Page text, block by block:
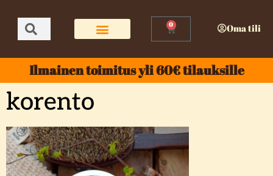
0 Oma tili
Ilmainen toimitus yli 60€ tilauksille
korento